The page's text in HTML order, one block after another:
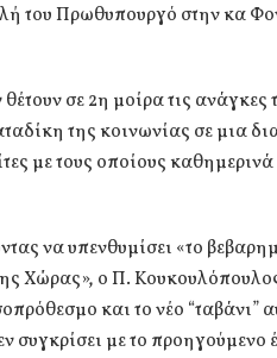
του Πρωθυπουργό στην κα
σε 2η μοίρα τις
της κοινωνίας σε μια
με τους οποίους καθημερινά
να υπενθυμίσει «το
Χώρας», ο Π.
και το νέο “ταβάνι”
με το προηγούμενο